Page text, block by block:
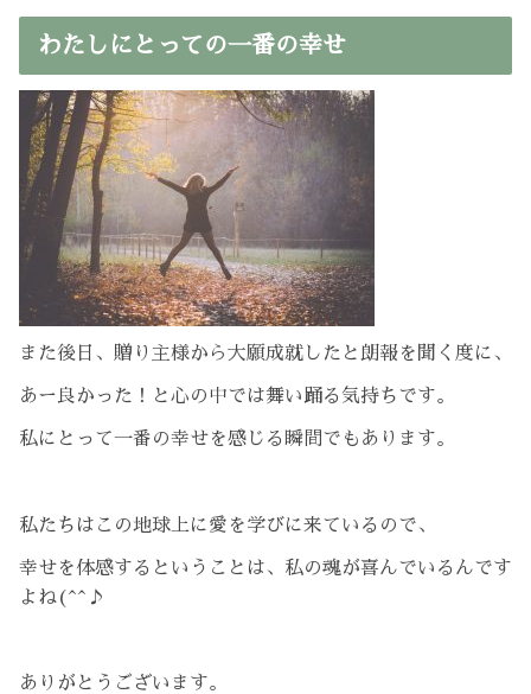
わたしにとっての一番の幸せ
また後日、贈り主様から大願成就したと朗報を聞く度に、
あー良かった！と心の中では舞い踊る気持ちです。
私にとって一番の幸せを感じる瞬間でもあります。
私たちはこの地球上に愛を学びに来ているので、
幸せを体感するということは、私の魂が喜んでいるんです
よね(^^♪
ありがとうございます。